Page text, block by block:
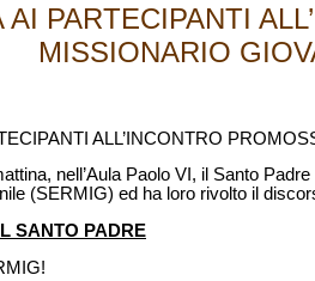
AI PARTECIPANTI
MISSIONARIO
ALL’INCONTRO
nell’Aula Paolo VI, il Santo
(SERMIG) ed ha loro rivolto il
SANTO PADRE